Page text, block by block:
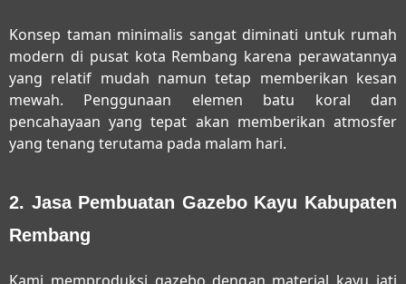
Konsep taman minimalis sangat diminati untuk rumah
modern di pusat kota Rembang karena perawatannya
yang relatif mudah namun tetap memberikan kesan
mewah. Penggunaan elemen batu koral dan
pencahayaan yang tepat akan memberikan atmosfer
yang tenang terutama pada malam hari.
2. Jasa Pembuatan Gazebo Kayu Kabupaten
Rembang
Kami memproduksi gazebo dengan material kayu jati